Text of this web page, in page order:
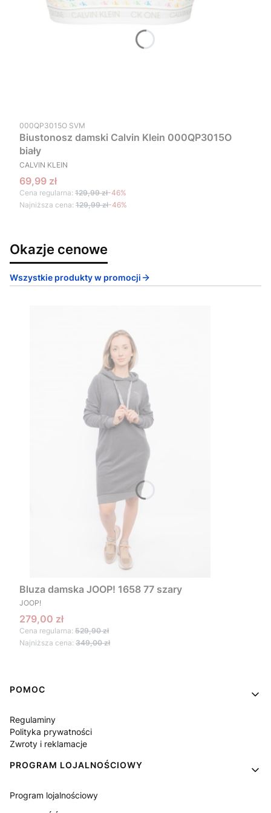
Kod produktu
000QP3015O SVM
Biustonosz damski Calvin Klein 000QP3015O
biały
PRODUCENT
CALVIN KLEIN
Cena promocyjna
69,99 zł
Cena regularna: 129,99 zł-46%
Najniższa cena: 129,99 zł-46%
Okazje cenowe
Wszystkie produkty w promocji
Bluza damska JOOP! 1658 77 szary
PRODUCENT
JOOP!
Cena promocyjna
279,00 zł
Cena regularna: 529,90 zł
Najniższa cena: 349,00 zł
Linki w stopce
POMOC
Regulaminy
Polityka prywatności
Zwroty i reklamacje
PROGRAM LOJALNOŚCIOWY
Program lojalnościowy